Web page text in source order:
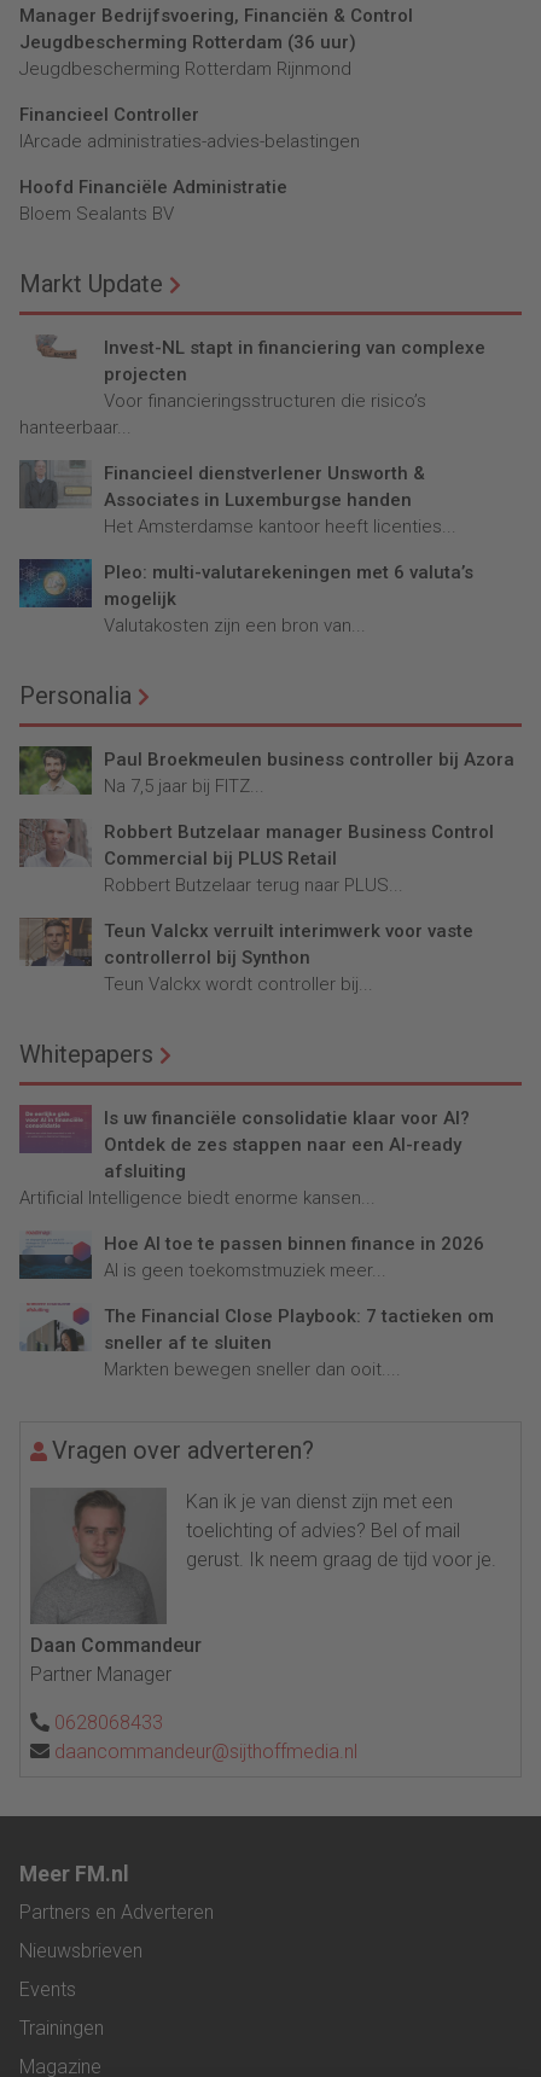
Manager Bedrijfsvoering, Financiën & Control
Jeugdbescherming Rotterdam (36 uur)
Jeugdbescherming Rotterdam Rijnmond
Financieel Controller
lArcade administraties-advies-belastingen
Hoofd Financiële Administratie
Bloem Sealants BV
Markt Update
Invest-NL stapt in financiering van complexe
projecten
Voor financieringsstructuren die risico’s
hanteerbaar...
Financieel dienstverlener Unsworth &
Associates in Luxemburgse handen
Het Amsterdamse kantoor heeft licenties...
Pleo: multi-valutarekeningen met 6 valuta’s
mogelijk
Valutakosten zijn een bron van...
Personalia
Paul Broekmeulen business controller bij Azora
Na 7,5 jaar bij FITZ...
Robbert Butzelaar manager Business Control
Commercial bij PLUS Retail
Robbert Butzelaar terug naar PLUS...
Teun Valckx verruilt interimwerk voor vaste
controllerrol bij Synthon
Teun Valckx wordt controller bij...
Whitepapers
Is uw financiële consolidatie klaar voor AI?
Ontdek de zes stappen naar een AI-ready
afsluiting
Artificial Intelligence biedt enorme kansen...
Hoe AI toe te passen binnen finance in 2026
AI is geen toekomstmuziek meer...
The Financial Close Playbook: 7 tactieken om
sneller af te sluiten
Markten bewegen sneller dan ooit....
Vragen over adverteren?
Kan ik je van dienst zijn met een
toelichting of advies? Bel of mail
gerust. Ik neem graag de tijd voor je.
Daan Commandeur
Partner Manager
0628068433
daancommandeur@sijthoffmedia.nl
Meer FM.nl
Partners en Adverteren
Nieuwsbrieven
Events
Trainingen
Magazine